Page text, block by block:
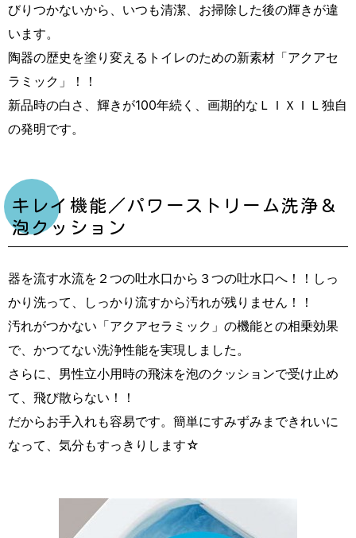
びりつかないから、いつも清潔、お掃除した後の輝きが違
います。
陶器の歴史を塗り変えるトイレのための新素材「アクアセ
ラミック」！！
新品時の白さ、輝きが100年続く、画期的なＬＩＸＩＬ独自
の発明です。
キレイ機能／パワーストリーム洗浄＆
泡クッション
器を流す水流を２つの吐水口から３つの吐水口へ！！しっ
かり洗って、しっかり流すから汚れが残りません！！
汚れがつかない「アクアセラミック」の機能との相乗効果
で、かつてない洗浄性能を実現しました。
さらに、男性立小用時の飛沫を泡のクッションで受け止め
て、飛び散らない！！
だからお手入れも容易です。簡単にすみずみまできれいに
なって、気分もすっきりします☆